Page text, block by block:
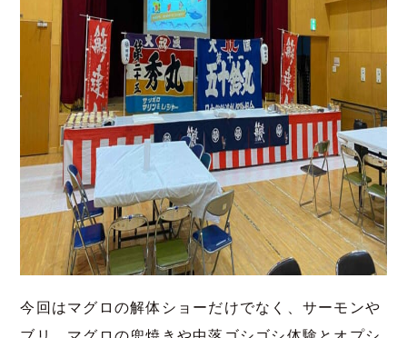
今回はマグロの解体ショーだけでなく、サーモンや